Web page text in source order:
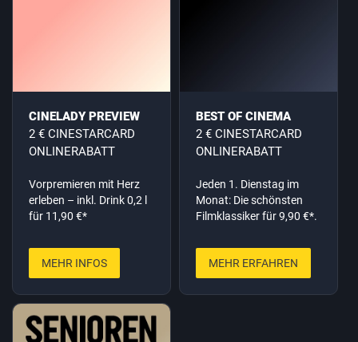
CINELADY PREVIEW
2 € CINESTARCARD
ONLINERABATT
Vorpremieren mit Herz
erleben – inkl. Drink 0,2 l
für 11,90 €*
MEHR INFOS
BEST OF CINEMA
2 € CINESTARCARD
ONLINERABATT
Jeden 1. Dienstag im
Monat: Die schönsten
Filmklassiker für 9,90 €*.
MEHR ERFAHREN